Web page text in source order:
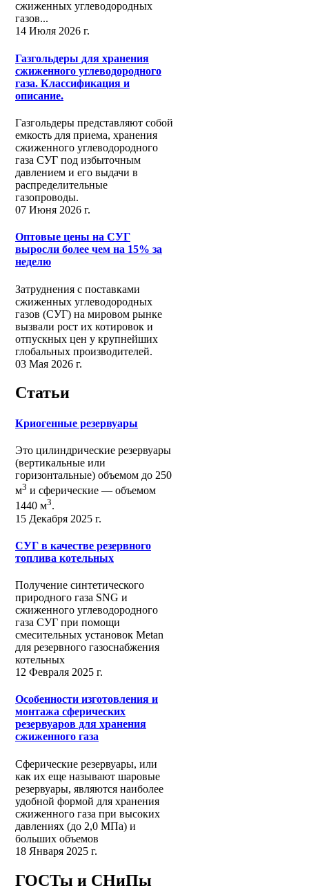
сжиженных углеводородных
газов...
14 Июля 2026 г.
Газгольдеры для хранения
сжиженного углеводородного
газа. Классификация и
описание.
Газгольдеры представляют собой
емкость для приема, хранения
сжиженного углеводородного
газа СУГ под избыточным
давлением и его выдачи в
распределительные
газопроводы.
07 Июня 2026 г.
Оптовые цены на СУГ
выросли более чем на 15% за
неделю
Затруднения с поставками
сжиженных углеводородных
газов (СУГ) на мировом рынке
вызвали рост их котировок и
отпускных цен у крупнейших
глобальных производителей.
03 Мая 2026 г.
Статьи
Криогенные резервуары
Это цилиндрические резервуары
(вертикальные или
горизонтальные) объемом до 250
м3 и сферические ― объемом
1440 м3.
15 Декабря 2025 г.
СУГ в качестве резервного
топлива котельных
Получение синтетического
природного газа SNG и
сжиженного углеводородного
газа СУГ при помощи
смесительных установок Metan
для резервного газоснабжения
котельных
12 Февраля 2025 г.
Особенности изготовления и
монтажа сферических
резервуаров для хранения
сжиженного газа
Сферические резервуары, или
как их еще называют шаровые
резервуары, являются наиболее
удобной формой для хранения
сжиженного газа при высоких
давлениях (до 2,0 МПа) и
больших объемов
18 Января 2025 г.
ГОСТы и СНиПы